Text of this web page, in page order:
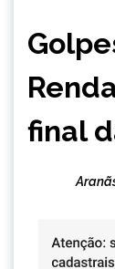
NOTÍCIAS
final